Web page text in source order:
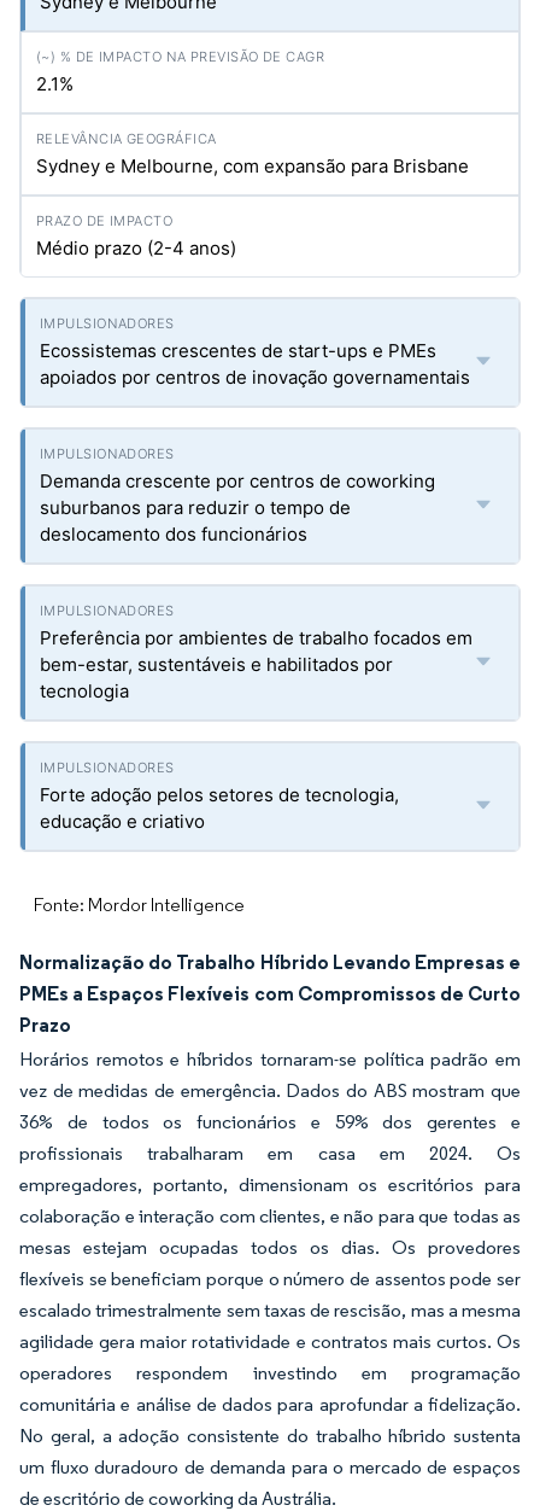
2.1%
Sydney e Melbourne, com expansão para Brisbane
Médio prazo (2-4 anos)
Ecossistemas crescentes de start-ups e PMEs
apoiados por centros de inovação governamentais
Demanda crescente por centros de coworking
suburbanos para reduzir o tempo de
deslocamento dos funcionários
Preferência por ambientes de trabalho focados em
bem-estar, sustentáveis e habilitados por
tecnologia
Forte adoção pelos setores de tecnologia,
educação e criativo
Fonte: Mordor Intelligence
Normalização do Trabalho Híbrido Levando Empresas e
PMEs a Espaços Flexíveis com Compromissos de Curto
Prazo
Horários remotos e híbridos tornaram-se política padrão em
vez de medidas de emergência. Dados do ABS mostram que
36% de todos os funcionários e 59% dos gerentes e
profissionais trabalharam em casa em 2024. Os
empregadores, portanto, dimensionam os escritórios para
colaboração e interação com clientes, e não para que todas as
mesas estejam ocupadas todos os dias. Os provedores
flexíveis se beneficiam porque o número de assentos pode ser
escalado trimestralmente sem taxas de rescisão, mas a mesma
agilidade gera maior rotatividade e contratos mais curtos. Os
operadores respondem investindo em programação
comunitária e análise de dados para aprofundar a fidelização.
No geral, a adoção consistente do trabalho híbrido sustenta
um fluxo duradouro de demanda para o mercado de espaços
de escritório de coworking da Austrália.